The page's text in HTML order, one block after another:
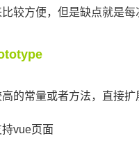
较方便，但是缺点就是每
的常量或者方法，直接扩
vue页面